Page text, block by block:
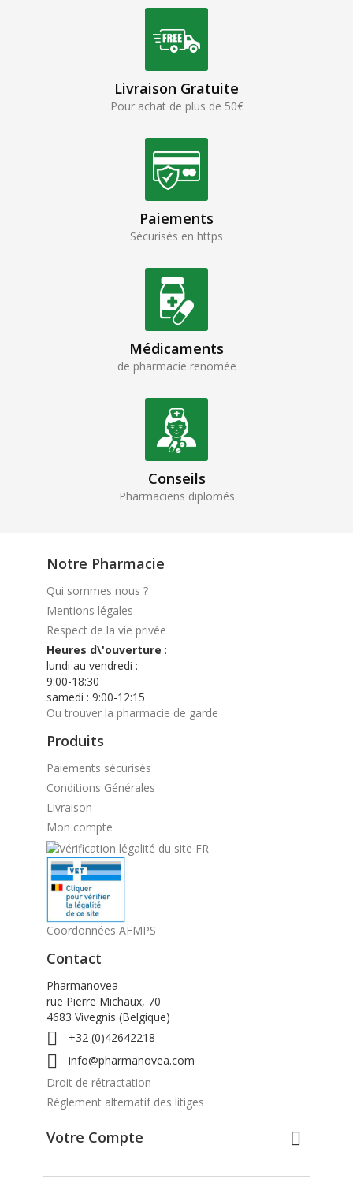
Livraison Gratuite
Pour achat de plus de 50€
Paiements
Sécurisés en https
Médicaments
de pharmacie renomée
Conseils
Pharmaciens diplomés
Notre Pharmacie
Qui sommes nous ?
Mentions légales
Respect de la vie privée
Heures d\'ouverture :
lundi au vendredi :
9:00-18:30
samedi : 9:00-12:15
Ou trouver la pharmacie de garde
Produits
Paiements sécurisés
Conditions Générales
Livraison
Mon compte
Coordonnées AFMPS
Contact
Pharmanovea
rue Pierre Michaux, 70
4683 Vivegnis (Belgique)
 +32 (0)42642218

info@pharmanovea.com
Droit de rétractation
Règlement alternatif des litiges
Votre Compte 